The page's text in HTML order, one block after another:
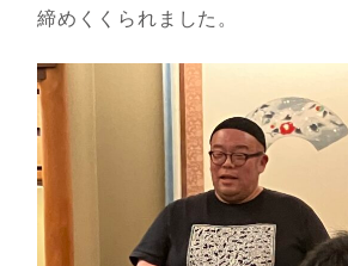
締めくくられました。